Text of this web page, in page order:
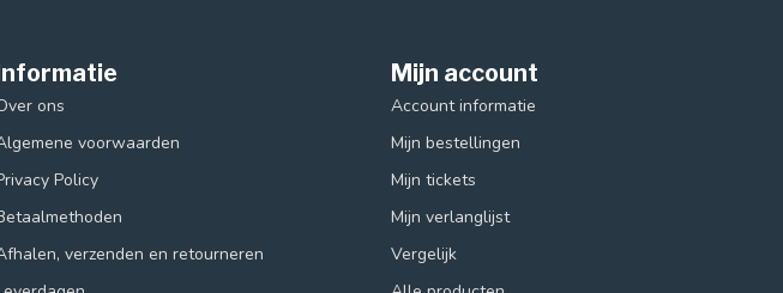
ons
voorwaarden
Policy
verzenden en retourneren
Mijn account
Account informatie
Mijn bestellingen
Mijn tickets
Mijn verlanglijst
Vergelijk